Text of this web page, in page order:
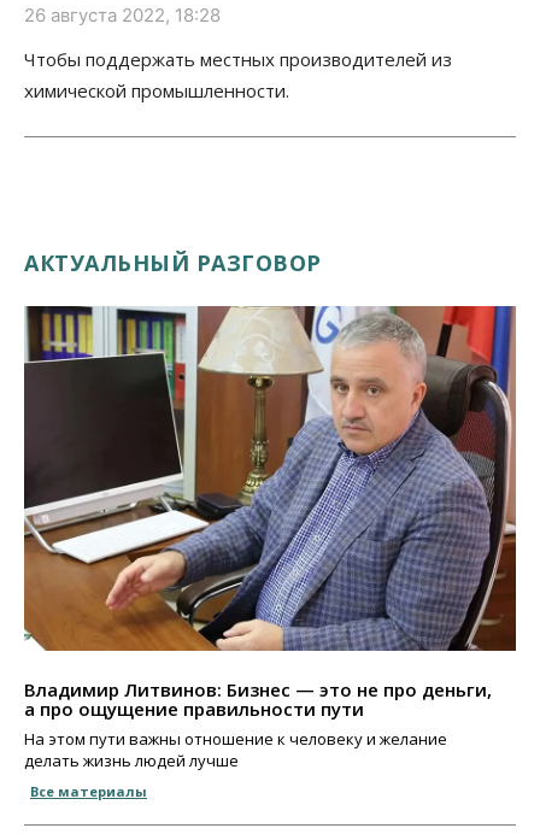
26 августа 2022, 18:28
Чтобы поддержать местных производителей из
химической промышленности.
АКТУАЛЬНЫЙ РАЗГОВОР
Владимир Литвинов: Бизнес — это не про деньги,
а про ощущение правильности пути
На этом пути важны отношение к человеку и желание
делать жизнь людей лучше
Все материалы